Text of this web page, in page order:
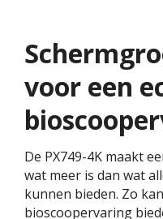
voor een
De PX749-4K maakt
wat meer is dan wat
kunnen bieden. Zo
bioscoopervaring